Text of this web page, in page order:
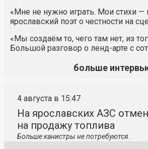
«Мне не нужно играть. Мои стихи
ярославский поэт о честности на
«Мы создаём то, чего там нет, из
Большой разговор о ленд-арте с
больше
4 августа в 15:47
На ярославских АЗС
на продажу топлива
Больше канистры не потребуются.